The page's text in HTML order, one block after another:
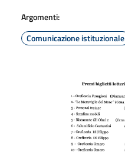
Argomenti:
Comunicazione istituzionale